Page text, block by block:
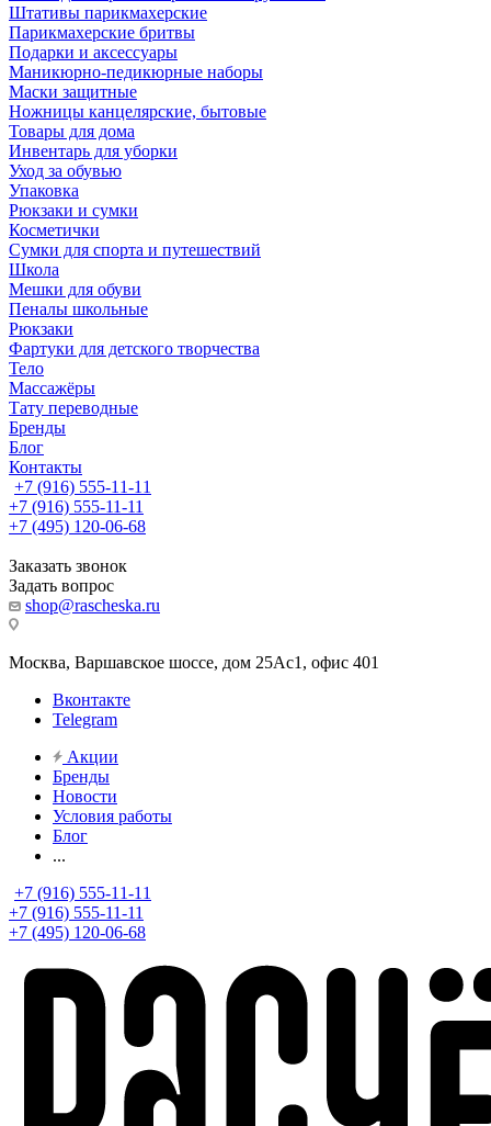
Штативы парикмахерские
Парикмахерские бритвы
Подарки и аксессуары
Маникюрно-педикюрные наборы
Маски защитные
Ножницы канцелярские, бытовые
Товары для дома
Инвентарь для уборки
Уход за обувью
Упаковка
Рюкзаки и сумки
Косметички
Сумки для спорта и путешествий
Школа
Мешки для обуви
Пеналы школьные
Рюкзаки
Фартуки для детского творчества
Тело
Массажёры
Тату переводные
Бренды
Блог
Контакты
+7 (916) 555-11-11
+7 (916) 555-11-11
+7 (495) 120-06-68
Заказать звонок
Задать вопрос
shop@rascheska.ru
Москва, Варшавское шоссе, дом 25Аc1, офис 401
Вконтакте
Telegram
Акции
Бренды
Новости
Условия работы
Блог
...
+7 (916) 555-11-11
+7 (916) 555-11-11
+7 (495) 120-06-68